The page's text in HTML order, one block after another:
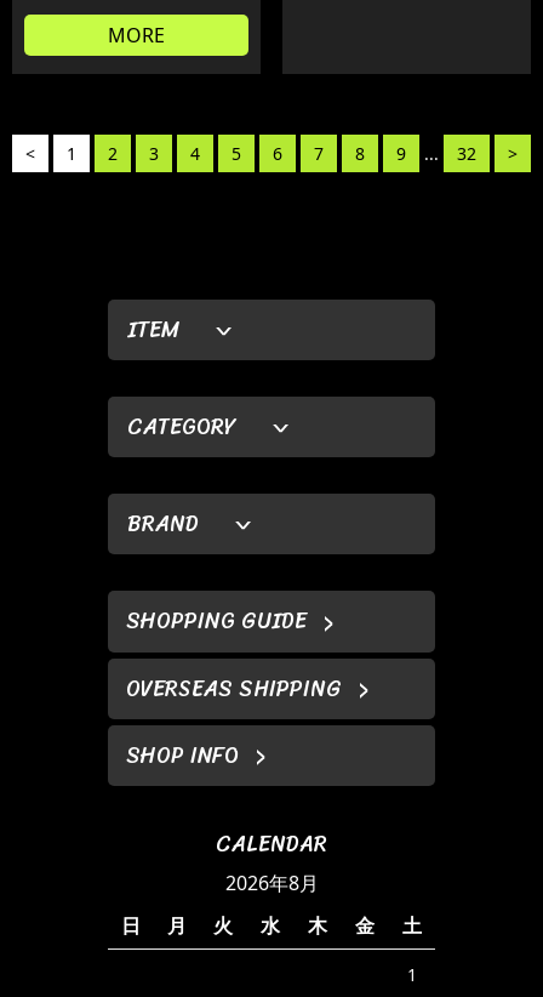
ITEM
CATEGORY
BRAND
SHOPPING GUIDE
OVERSEAS SHIPPING
SHOP INFO
CALENDAR
2026年8月
日
月 火 水 木 金 土
1
MORE
< 1 2 3 4 5 6 7 8 9 ... 32 >